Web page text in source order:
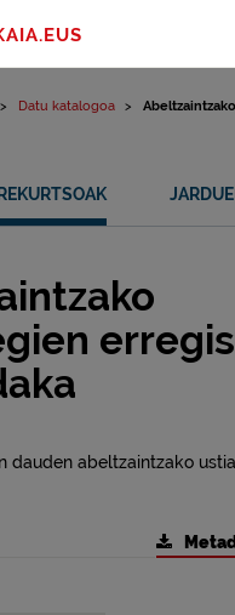
Datu katalogoa
dauden abeltzaintzako